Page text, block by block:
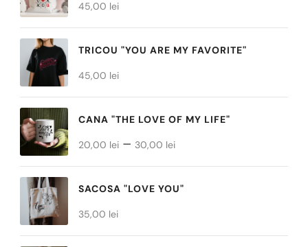
Opțiunile
pot
fi
alese
în
pagina
produsului.
pot
fi
în
pagina
45,00 lei
TRICOU "YOU ARE MY FAVORITE"
45,00 lei
CANA "THE LOVE OF MY LIFE"
20,00 lei – 30,00 leiInterval
de
prețuri:
SACOSA "LOVE YOU"
35,00 lei